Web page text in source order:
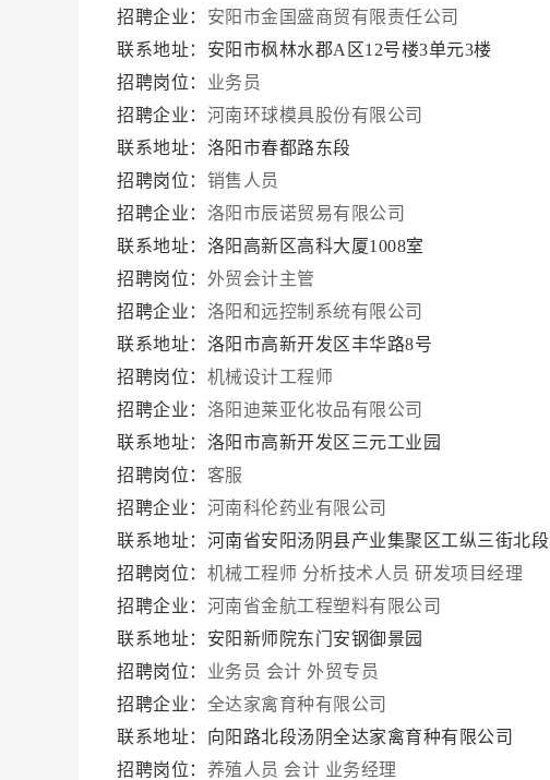
招聘企业： 安阳市金国盛商贸有限责任公司
联系地址：安阳市枫林水郡A区12号楼3单元3楼
招聘岗位： 业务员
招聘企业： 河南环球模具股份有限公司
联系地址：洛阳市春都路东段
招聘岗位： 销售人员
招聘企业： 洛阳市辰诺贸易有限公司
联系地址：洛阳高新区高科大厦1008室
招聘岗位： 外贸会计主管
招聘企业： 洛阳和远控制系统有限公司
联系地址：洛阳市高新开发区丰华路8号
招聘岗位： 机械设计工程师
招聘企业： 洛阳迪莱亚化妆品有限公司
联系地址：洛阳市高新开发区三元工业园
招聘岗位： 客服
招聘企业： 河南科伦药业有限公司
联系地址：河南省安阳汤阴县产业集聚区工纵三街北段
招聘岗位： 机械工程师 分析技术人员 研发项目经理
招聘企业： 河南省金航工程塑料有限公司
联系地址：安阳新师院东门安钢御景园
招聘岗位： 业务员 会计 外贸专员
招聘企业： 全达家禽育种有限公司
联系地址：向阳路北段汤阴全达家禽育种有限公司
招聘岗位： 养殖人员 会计 业务经理